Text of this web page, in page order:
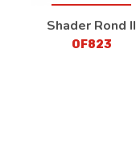
Shader Rond II
OF823